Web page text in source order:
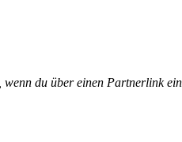
du über einen Partnerlink